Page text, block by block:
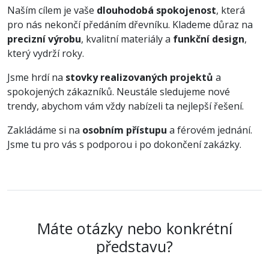
Naším cílem je vaše dlouhodobá spokojenost, která
pro nás nekončí předáním dřevníku. Klademe důraz na
precizní výrobu, kvalitní materiály a funkční design,
který vydrží roky.
Jsme hrdí na stovky realizovaných projektů a
spokojených zákazníků. Neustále sledujeme nové
trendy, abychom vám vždy nabízeli ta nejlepší řešení.
Zakládáme si na osobním přístupu a férovém jednání.
Jsme tu pro vás s podporou i po dokončení zakázky.
Máte otázky nebo konkrétní
představu?